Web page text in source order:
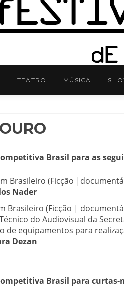
TEATRO MÚSICA
Brasil para as
Brasileiro (Ficção
Nader
Brasileiro (Ficção |
do Audiovisual da
de equipamentos para
Dezan
Brasil para